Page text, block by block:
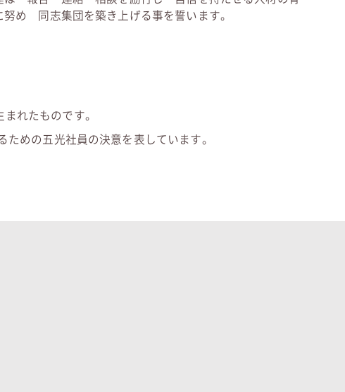
努め 同志集団を築き上げる事を誓います。
れたものです。
めの五光社員の決意を表しています。